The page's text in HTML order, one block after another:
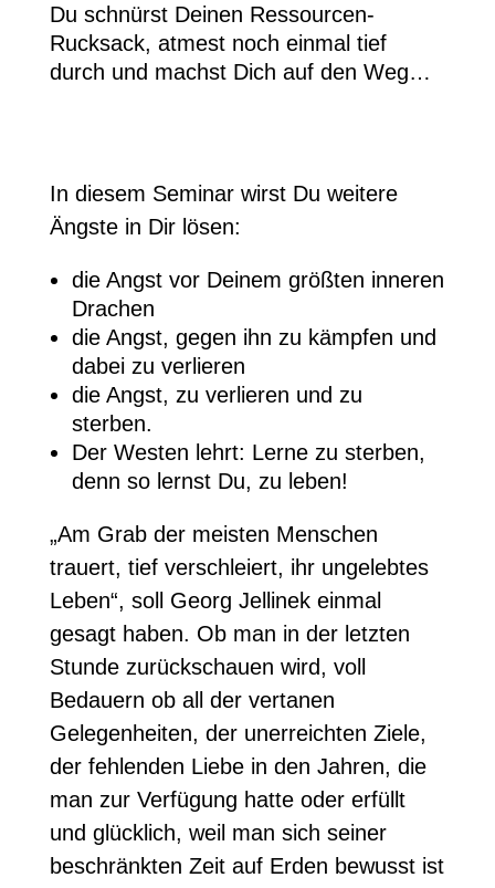
Du schnürst Deinen Ressourcen-
Rucksack, atmest noch einmal tief
durch und machst Dich auf den Weg…
In diesem Seminar wirst Du weitere
Ängste in Dir lösen:
die Angst vor Deinem größten inneren
Drachen
die Angst, gegen ihn zu kämpfen und
dabei zu verlieren
die Angst, zu verlieren und zu
sterben.
Der Westen lehrt: Lerne zu sterben,
denn so lernst Du, zu leben!
„Am Grab der meisten Menschen
trauert, tief verschleiert, ihr ungelebtes
Leben“, soll Georg Jellinek einmal
gesagt haben. Ob man in der letzten
Stunde zurückschauen wird, voll
Bedauern ob all der vertanen
Gelegenheiten, der unerreichten Ziele,
der fehlenden Liebe in den Jahren, die
man zur Verfügung hatte oder erfüllt
und glücklich, weil man sich seiner
beschränkten Zeit auf Erden bewusst ist